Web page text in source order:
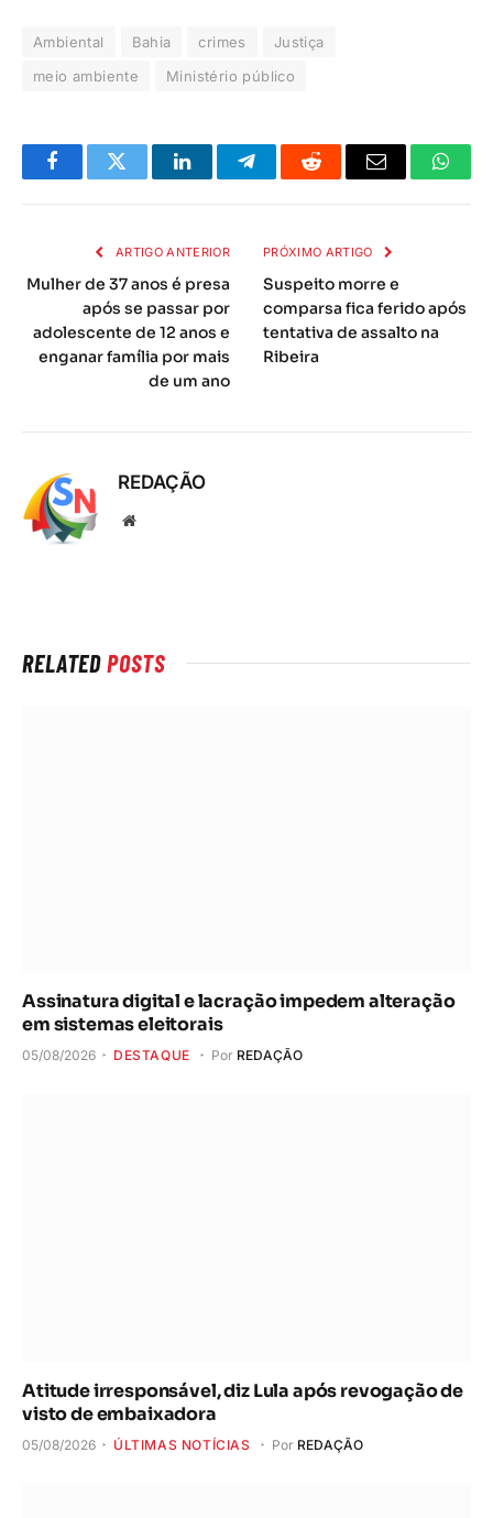
Ambiental Bahia crimes
Justiça
meio ambiente
Ministério público
FacebookTwitter LinkedInTelegramaReddit
E-
ARTIGO ANTERIOR
Mulher de 37 anos é presa
após se passar por
adolescente de 12 anos e
enganar família por mais
de um ano
PRÓXIMO ARTIGO
Suspeito morre e
comparsa fica ferido após
tentativa de assalto na
Ribeira
REDAÇÃO
Local
RELATEDPOSTS
Assinatura digital e lacração impedem alteração
em sistemas eleitorais
05/08/2026 DESTAQUE Por REDAÇÃO
Atitude irresponsável, diz Lula após revogação de
visto de embaixadora
05/08/2026 ÚLTIMAS NOTÍCIAS Por REDAÇÃO